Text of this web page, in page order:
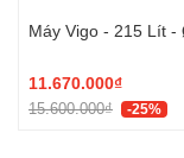
Máy Vigo - 215 Lít -
11.670.000₫
15.600.000₫ -25%